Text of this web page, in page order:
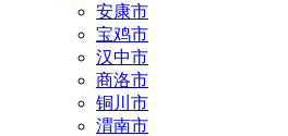
安康市
宝鸡市
汉中市
商洛市
铜川市
渭南市